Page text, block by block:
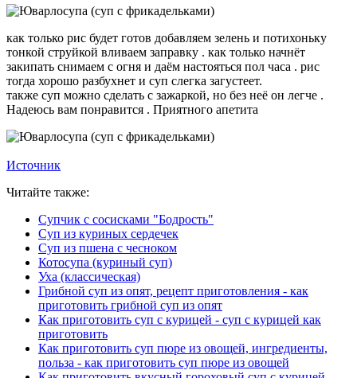
как только рис будет готов добавляем зелень и потихоньку
тонкой струйкой вливаем заправку . как только начнёт
закипать снимаем с огня и даём настояться пол часа . рис
тогда хорошо разбухнет и суп слегка загустеет.
также суп можно сделать с зажаркой, но без неё он легче .
Надеюсь вам понравится . Приятного апетита
Источник
Читайте также:
Супчик с сосисками "Бодрость"
Суп из куриных сердечек
Суп из пшена с чесноком
Котосупа (куриный суп)
Уха (классическая)
Грибной суп из опят, рецепт приготовления - как
приготовить грибной суп из опят
Как приготовить суп с курицей - суп с курицей как
приготовить
Как приготовить суп пюре из овощей, ингредиенты,
польза - как приготовить суп пюре из овощей